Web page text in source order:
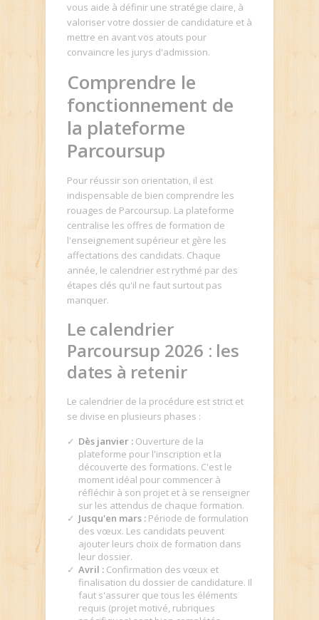
vous aide à définir une stratégie claire, à
valoriser votre dossier de candidature et à
mettre en avant vos atouts pour
convaincre les jurys d'admission.
Comprendre le
fonctionnement de
la plateforme
Parcoursup
Pour réussir son orientation, il est
indispensable de bien comprendre les
rouages de Parcoursup. La plateforme
centralise les offres de formation de
l'enseignement supérieur et gère les
affectations des candidats. Chaque
année, le calendrier est rythmé par des
étapes clés qu'il ne faut surtout pas
manquer.
Le calendrier
Parcoursup 2026 : les
dates à retenir
Le calendrier de la procédure est strict et
se divise en plusieurs phases :
Dès janvier : Ouverture de la
plateforme pour l'inscription et la
découverte des formations. C'est le
moment idéal pour commencer à
réfléchir à son projet et à se renseigner
sur les attendus de chaque formation.
Jusqu'en mars : Période de formulation
des vœux. Les candidats peuvent
ajouter leurs choix de formation dans
leur dossier.
Avril : Confirmation des vœux et
finalisation du dossier de candidature. Il
faut s'assurer que tous les éléments
requis (projet motivé, rubriques